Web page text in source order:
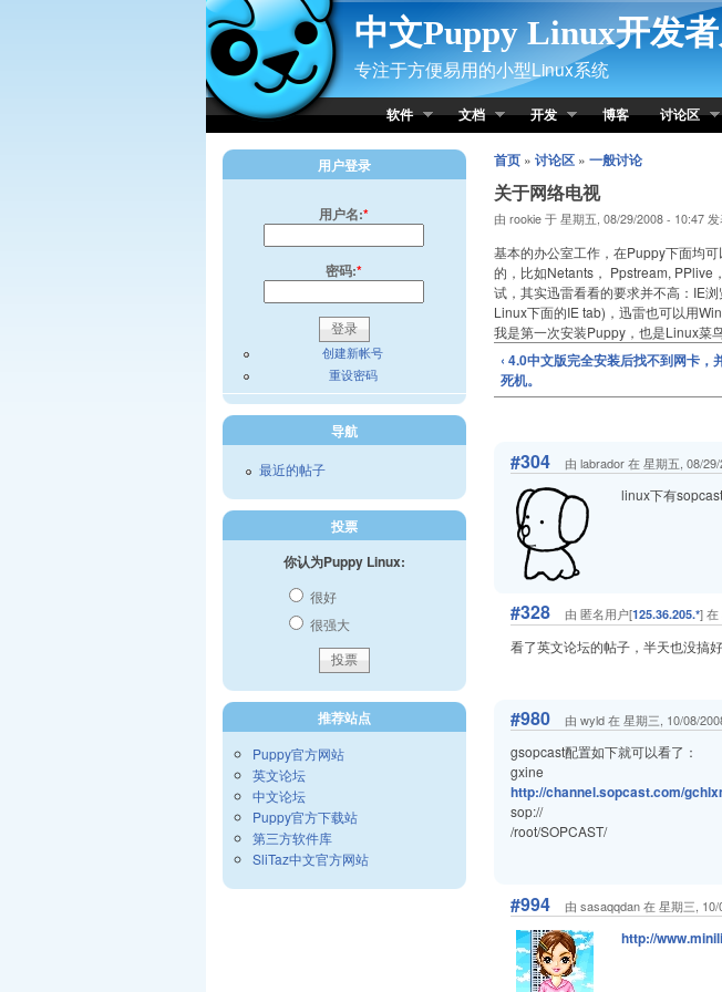
Skip to Content
中文Puppy Linux开发
专注于方便易用的小型Linux系统
软件 文档 开发 博客 讨论区
首页» 讨论区» 一般讨论
关于网络电视
由 rookie 于 星期五, 08/29/2008 - 10:47 发
基本的办公室工作，在Puppy下面均
的，比如Netants， Ppstream, PPlive
试，其实迅雷看看的要求并不高：IE
Linux下面的IE tab)，迅雷也可以用
我是第一次安装Puppy，也是Linux菜
‹ 4.0中文版完全安装后找不到网卡，
死机。
#304 由 labrador 在 星期五, 08/29/
linux下有sopcast
#328 由 匿名用户[125.36.205.*] 在
看了英文论坛的帖子，半天也没搞
#980 由 wyld 在 星期三, 10/08/
gsopcast配置如下就可以看了：
gxine
http://channel.sopcast.com/
sop://
/root/SOPCAST/
#994 由 sasaqqdan 在 星期三, 10/
http://
用户登录
用户名:*
密码:*
创建新帐号
重设密码
导航
最近的帖子
投票
你认为Puppy Linux:
很好
很强大
推荐站点
Puppy官方网站
英文论坛
中文论坛
Puppy官方下载站
第三方软件库
SliTaz中文官方网站